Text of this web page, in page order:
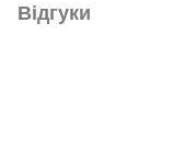
Відгуки